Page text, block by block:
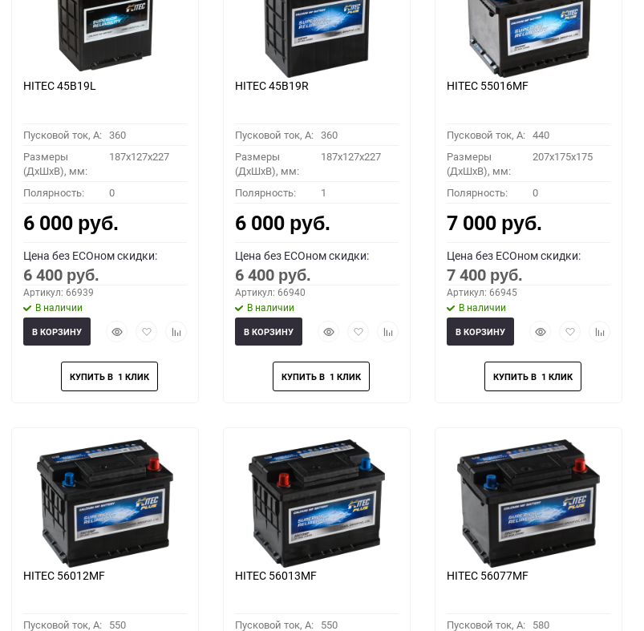
HITEC 45B19L
Пусковой ток, A: 360
Размеры
(ДхШхВ), мм:
187x127x227
Полярность: 0
6 000 руб.
Цена без ECOном скидки:
6 400 руб.
Артикул: 66939
В наличии
БыстрыйДобавить
избранное
Добавить
В КОРЗИНУ
HITEC 45B19R
Пусковой ток, A: 360
Размеры
(ДхШхВ), мм:
187x127x227
Полярность: 1
6 000 руб.
Цена без ECOном скидки:
6 400 руб.
Артикул: 66940
В наличии
БыстрыйДобавить
избранное
Добавить
В КОРЗИНУ
HITEC 55016MF
Пусковой ток, A: 440
Размеры
(ДхШхВ), мм:
207x175x175
Полярность: 0
7 000 руб.
Цена без ECOном скидки:
7 400 руб.
Артикул: 66945
В наличии
БыстрыйДобавить
избранное
Добавить
В КОРЗИНУ
HITEC 56012MF
Пусковой ток, A: 550
HITEC 56013MF
Пусковой ток, A: 550
HITEC 56077MF
Пусковой ток, A: 580